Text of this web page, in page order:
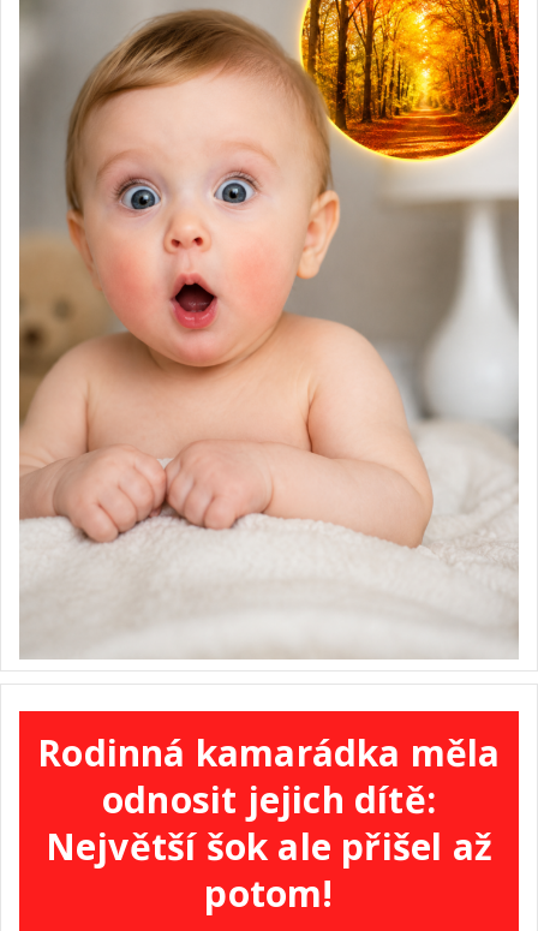
Rodinná kamarádka měla
odnosit jejich dítě:
Největší šok ale přišel až
potom!